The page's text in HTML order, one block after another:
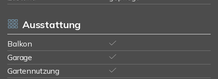
Ausstattung
Balkon
Garage
Gartennutzung